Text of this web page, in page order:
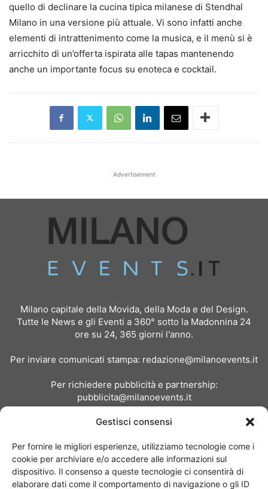
Gestisci consensi
Per fornire le migliori esperienze, utilizziamo tecnologie come i
cookie per archiviare e/o accedere alle informazioni sul
dispositivo. Il consenso a queste tecnologie ci consentirà di
elaborare dati come il comportamento di navigazione o gli ID
quello di declinare la cucina tipica milanese di Stendhal
Milano in una versione più attuale. Vi sono infatti anche
elementi di intrattenimento come la musica, e il menù si è
arricchito di un’offerta ispirata alle tapas mantenendo
anche un importante focus su enoteca e cocktail.
Advertisement
Milano capitale della Movida, della Moda e del Design.
Tutte le News e gli Eventi a 360° sotto la Madonnina 24
ore su 24, 365 giorni l'anno.
Per inviare comunicati stampa: redazione@milanoevents.it
Per richiedere pubblicità e partnership:
pubblicita@milanoevents.it